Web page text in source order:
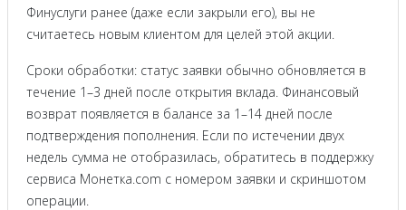
Финуслуги ранее (даже если закрыли его), вы не
считаетесь новым клиентом для целей этой акции.
Сроки обработки: статус заявки обычно обновляется в
течение 1–3 дней после открытия вклада. Финансовый
возврат появляется в балансе за 1–14 дней после
подтверждения пополнения. Если по истечении двух
недель сумма не отобразилась, обратитесь в поддержку
сервиса Монетка.com с номером заявки и скриншотом
операции.